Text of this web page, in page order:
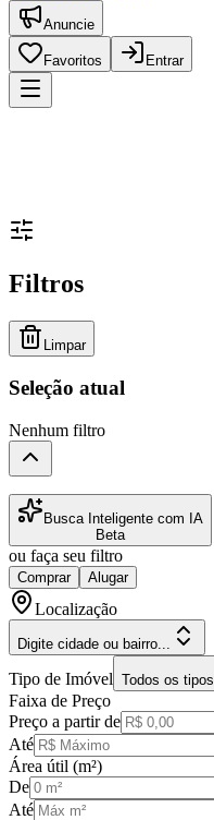
Anuncie
Favoritos Entrar
Filtros
Limpar
Seleção atual
Nenhum filtro
Busca Inteligente com IA
Beta
ou faça seu filtro
Comprar Alugar
Localização
Digite cidade ou bairro...
Tipo de Imóvel Todos os tipos
Faixa de Preço
Preço a partir de
Até
Área útil (m²)
De
Até